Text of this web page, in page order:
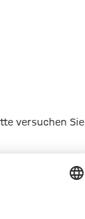
versuchen Sie